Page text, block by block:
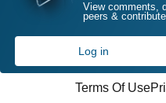
View comments,
peers &
Log in
Terms Of Use